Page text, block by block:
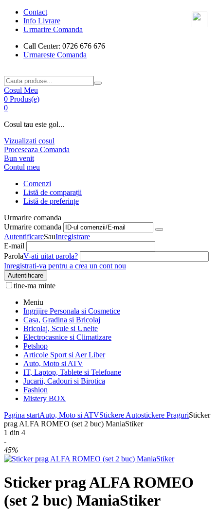
Contact
Info Livrare
Urmarire Comanda
Call Center: 0726 676 676
Urmareste Comanda
Cosul Meu
0 Produs(e)
0
Cosul tau este gol...
Vizualizati cosul
Proceseaza Comanda
Bun venit
Contul meu
Comenzi
Listă de comparații
Listă de preferințe
Urmarire comanda
Urmarire comanda
AutentificareSauInregistrare
E-mail
ParolaV-ati uitat parola?
Inregistrati-va pentru a crea un cont nou
Autentificare
tine-ma minte
Meniu
Ingrijire Personala si Cosmetice
Casa, Gradina si Bricolaj
Bricolaj, Scule si Unelte
Electrocasnice si Climatizare
Petshop
Articole Sport si Aer Liber
Auto, Moto si ATV
IT, Laptop, Tablete si Telefoane
Jucarii, Cadouri si Birotica
Fashion
Mistery BOX
Pagina startAuto, Moto si ATVStickere Autostickere PraguriSticker
prag ALFA ROMEO (set 2 buc) ManiaStiker
1 din 4
-
45%
Sticker prag ALFA ROMEO
(set 2 buc) ManiaStiker